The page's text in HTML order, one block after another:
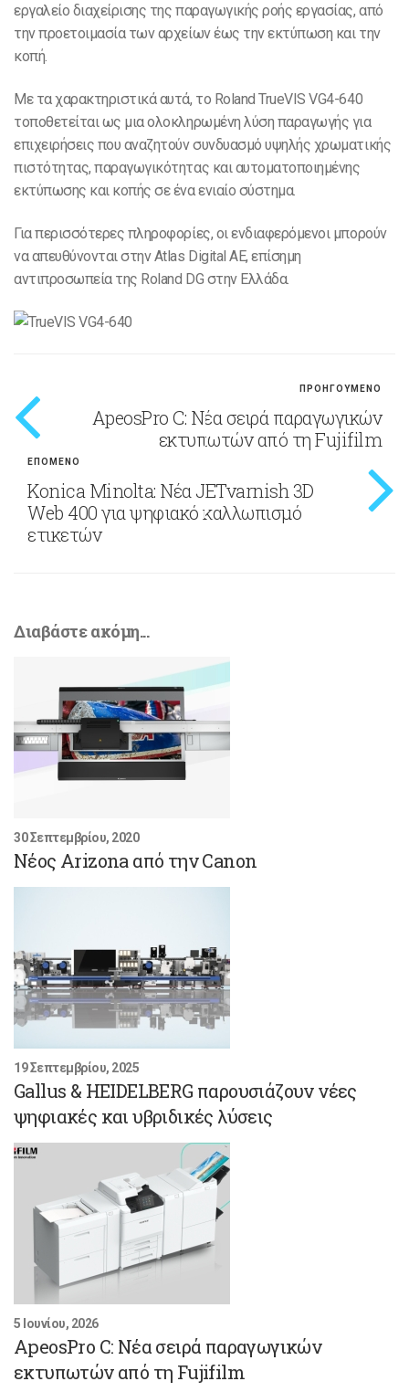
εργαλείο διαχείρισης της παραγωγικής ροής εργασίας, από
την προετοιμασία των αρχείων έως την εκτύπωση και την
κοπή.
Με τα χαρακτηριστικά αυτά, το Roland TrueVIS VG4-640
τοποθετείται ως μια ολοκληρωμένη λύση παραγωγής για
επιχειρήσεις που αναζητούν συνδυασμό υψηλής χρωματικής
πιστότητας, παραγωγικότητας και αυτοματοποιημένης
εκτύπωσης και κοπής σε ένα ενιαίο σύστημα.
Για περισσότερες πληροφορίες, οι ενδιαφερόμενοι μπορούν
να απευθύνονται στην Atlas Digital AE, επίσημη
αντιπροσωπεία της Roland DG στην Ελλάδα.
ΠΡΟΗΓΟΥΜΕΝΟ
ApeosPro C: Νέα σειρά παραγωγικών
εκτυπωτών από τη Fujifilm
ΕΠΟΜΕΝΟ
Konica Minolta: Νέα JETvarnish 3D
Web 400 για ψηφιακό καλλωπισμό
ετικετών
Διαβάστε ακόμη...
30 Σεπτεμβρίου, 2020
Νέος Arizona από την Canon
19 Σεπτεμβρίου, 2025
Gallus & HEIDELBERG παρουσιάζουν νέες
ψηφιακές και υβριδικές λύσεις
5 Ιουνίου, 2026
ApeosPro C: Νέα σειρά παραγωγικών
εκτυπωτών από τη Fujifilm